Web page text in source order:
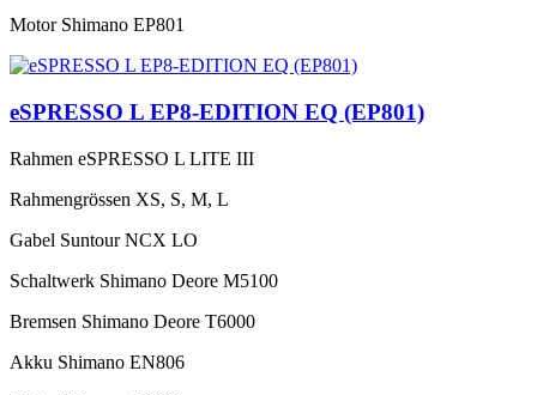
Motor Shimano EP801
eSPRESSO L EP8-EDITION EQ (EP801)
Rahmen eSPRESSO L LITE III
Rahmengrössen XS, S, M, L
Gabel Suntour NCX LO
Schaltwerk Shimano Deore M5100
Bremsen Shimano Deore T6000
Akku Shimano EN806